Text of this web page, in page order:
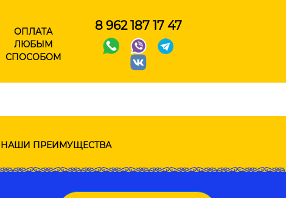
ОПЛАТА
ЛЮБЫМ
СПОСОБОМ
8 962 187 17 47
НАШИ ПРЕИМУЩЕСТВА